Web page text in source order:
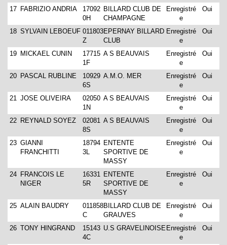
17 FABRIZIO ANDRIA
17092
0H
BILLARD CLUB DE
CHAMPAGNE
Enregistré
e
Oui
18 SYLVAIN LEBOEUF 011803
Z
EPERNAY BILLARD
CLUB
Enregistré
e
Oui
19 MICKAEL CUNIN
17715
1F
A S BEAUVAIS
Enregistré
e
Oui
20 PASCAL RUBLINE
10929
6S
A.M.O. MER
Enregistré
e
Oui
21 JOSE OLIVEIRA
02050
1N
A S BEAUVAIS
Enregistré
e
Oui
22 REYNALD SOYEZ
02081
8S
A S BEAUVAIS
Enregistré
e
Oui
23 GIANNI
FRANCHITTI
18794
3L
ENTENTE
SPORTIVE DE
MASSY
Enregistré
e
Oui
24 FRANCOIS LE
NIGER
16331
5R
ENTENTE
SPORTIVE DE
MASSY
Enregistré
e
Oui
25 ALAIN BAUDRY
011858
C
BILLARD CLUB DE
GRAUVES
Enregistré
e
Oui
26 TONY HINGRAND
15143
4C
U.S GRAVELINOISE Enregistré
e
Oui